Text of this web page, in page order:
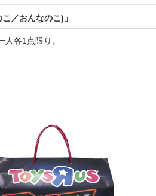
／おんなのこ)」
各1点限り。